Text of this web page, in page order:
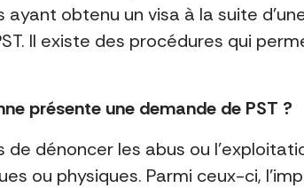
obtenu un visa à la suite
Il existe des procédures qui
présente une demande de PST ?
de dénoncer les abus ou
ou physiques. Parmi ceux-ci,